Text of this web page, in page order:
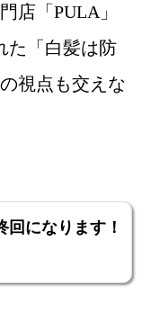
店「PULA」
た「白髪は防
視点も交えな
回になります！